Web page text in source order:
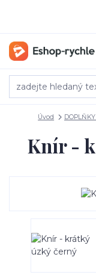
Úvod
Knír -